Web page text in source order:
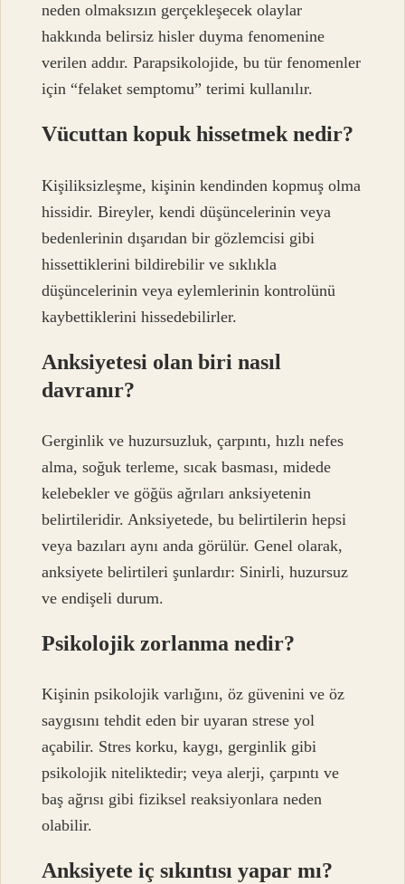
neden olmaksızın gerçekleşecek olaylar
hakkında belirsiz hisler duyma fenomenine
verilen addır. Parapsikolojide, bu tür fenomenler
için “felaket semptomu” terimi kullanılır.
Vücuttan kopuk hissetmek nedir?
Kişiliksizleşme, kişinin kendinden kopmuş olma
hissidir. Bireyler, kendi düşüncelerinin veya
bedenlerinin dışarıdan bir gözlemcisi gibi
hissettiklerini bildirebilir ve sıklıkla
düşüncelerinin veya eylemlerinin kontrolünü
kaybettiklerini hissedebilirler.
Anksiyetesi olan biri nasıl
davranır?
Gerginlik ve huzursuzluk, çarpıntı, hızlı nefes
alma, soğuk terleme, sıcak basması, midede
kelebekler ve göğüs ağrıları anksiyetenin
belirtileridir. Anksiyetede, bu belirtilerin hepsi
veya bazıları aynı anda görülür. Genel olarak,
anksiyete belirtileri şunlardır: Sinirli, huzursuz
ve endişeli durum.
Psikolojik zorlanma nedir?
Kişinin psikolojik varlığını, öz güvenini ve öz
saygısını tehdit eden bir uyaran strese yol
açabilir. Stres korku, kaygı, gerginlik gibi
psikolojik niteliktedir; veya alerji, çarpıntı ve
baş ağrısı gibi fiziksel reaksiyonlara neden
olabilir.
Anksiyete iç sıkıntısı yapar mı?